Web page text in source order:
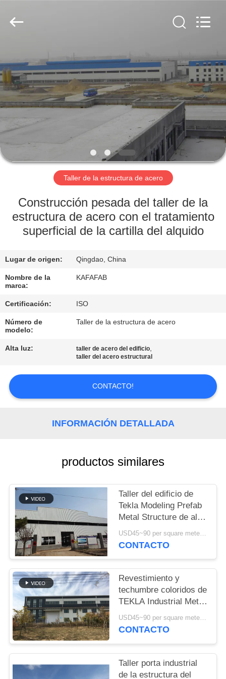
CASA.
PRODUCTOS
VÍDEOS
ESPECTÁCULO
RV
SOBRE
RECORRIDO
FÁBRICA
DE
CALIDAD
CONTACTA
NOSOTROS
NOTICIAS
CASOS
MAPA
DEL
SITIO
POLÍTICA
DE
PRIVACIDAD
Fabrication
Taller de la estructura de acero
Construcción pesada del taller de la
estructura de acero con el tratamiento
superficial de la cartilla del alquido
Lugar de origen: Qingdao, China
Nombre de la
marca:
KAFAFAB
Certificación: ISO
Número de
modelo:
Taller de la estructura de acero
Alta luz: taller de acero del edificio,
taller del acero estructural
CONTACTO!
INFORMACIÓN DETALLADA
productos similares
Taller del edificio de
Tekla Modeling Prefab
Metal Structure de alta
resistencia
USD45~90 per square meter MOQ:1000 metros cuadrados
CONTACTO
Revestimiento y
techumbre coloridos de
TEKLA Industrial Metal
Workshop Building
USD45~90 per square meter MOQ:1000 metros cuadrados
CONTACTO
Taller porta industrial
de la estructura del